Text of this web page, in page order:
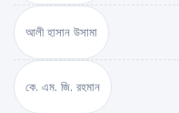
আলী হাসান উসামা
কে. এম. জি. রহমান